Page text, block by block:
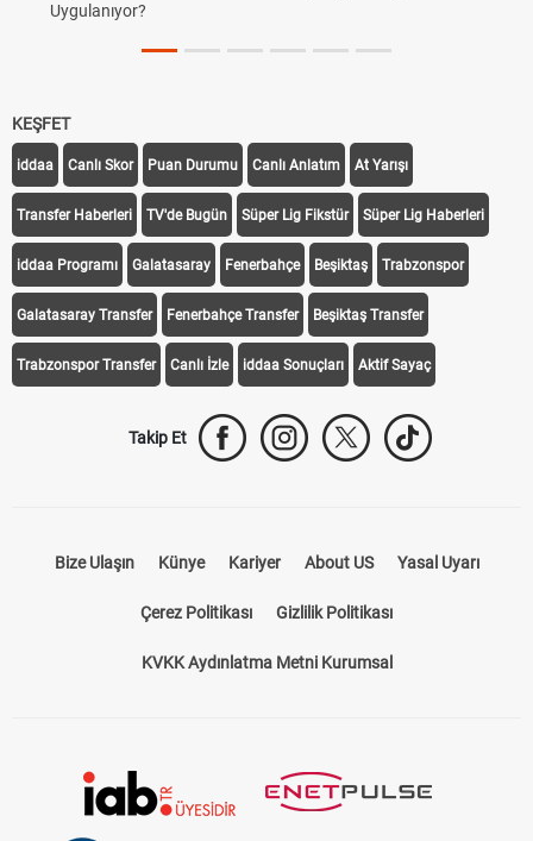
Uygulanıyor?
KEŞFET
iddaa Canlı Skor Puan Durumu Canlı Anlatım At Yarışı
Transfer Haberleri TV'de Bugün Süper Lig Fikstür Süper Lig Haberleri
iddaa Programı Galatasaray Fenerbahçe Beşiktaş Trabzonspor
Galatasaray Transfer Fenerbahçe Transfer Beşiktaş Transfer
Trabzonspor Transfer Canlı İzle iddaa Sonuçları Aktif Sayaç
Takip Et
Bize Ulaşın Künye Kariyer About US Yasal Uyarı
Çerez Politikası Gizlilik Politikası
KVKK Aydınlatma Metni Kurumsal